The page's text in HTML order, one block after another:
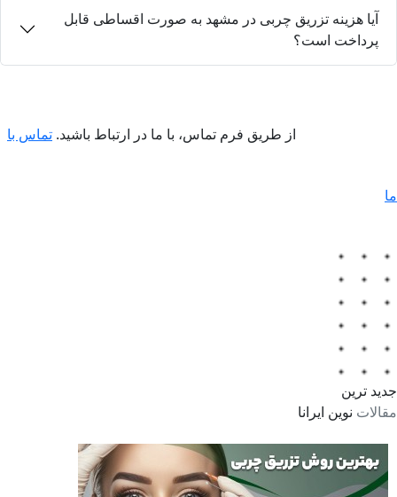
آیا هزینه تزریق چربی در مشهد به صورت اقساطی قابل
پرداخت است؟
از طریق فرم تماس، با ما در ارتباط باشید. تماس با
ما
جدید ترین
مقالات نوین ایرانا